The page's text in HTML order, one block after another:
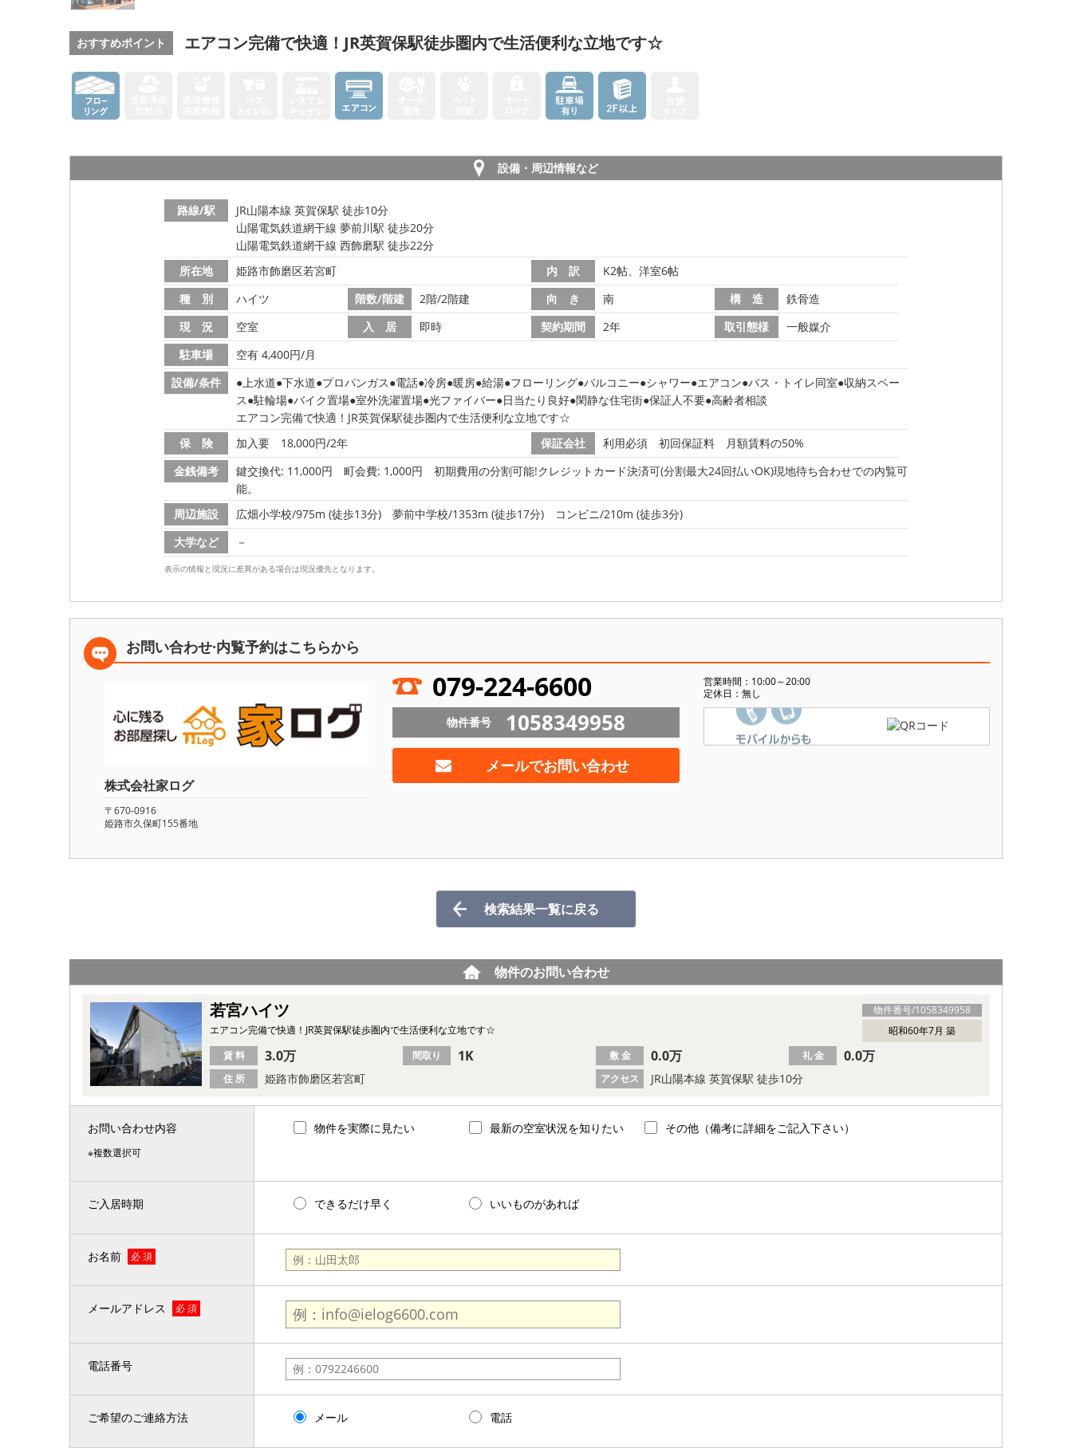
おすすめポイント エアコン完備で快適！JR英賀保駅徒歩圏内で生活便利な立地です☆
設備・周辺情報など
路線/駅
JR山陽本線 英賀保駅 徒歩10分
山陽電気鉄道網干線 夢前川駅 徒歩20分
山陽電気鉄道網干線 西飾磨駅 徒歩22分
所在地
姫路市飾磨区若宮町 内 訳
K2帖、洋室6帖
種 別
ハイツ 階数/階建 2階/2階建 向 き 南 構 造
鉄骨造
現 況
空室 入 居 即時 契約期間 2年 取引態様
一般媒介
駐車場
空有 4,400円/月
設備/条件
上水道 下水道 プロパンガス 電話 冷房 暖房 給湯 フローリング バルコニー シャワー エアコン バス・トイレ同室 収納スペー
ス 駐輪場 バイク置場 室外洗濯置場 光ファイバー 日当たり良好 閑静な住宅街 保証人不要 高齢者相談
エアコン完備で快適！JR英賀保駅徒歩圏内で生活便利な立地です☆
保 険
加入要 18,000円/2年 保証会社
利用必須 初回保証料 月額賃料の50%
金銭備考
鍵交換代: 11,000円 町会費: 1,000円
初期費用の分割可能!クレジットカード決済可(分割最大24回払いOK)現地待ち合わせでの内覧可
能。
周辺施設
広畑小学校/975m (徒歩13分) 夢前中学校/1353m (徒歩17分)
コンビニ/210m (徒歩3分)
大学など
－
表示の情報と現況に差異がある場合は現況優先となります。
お問い合わせ·内覧予約はこちらから
株式会社家ログ
〒670-0916
姫路市久保町155番地
079-224-6600
営業時間：10:00～20:00
定休日：無し
物件番号 1058349958
メールでお問い合わせ
検索結果一覧に戻る
物件のお問い合わせ
物件番号/1058349958
若宮ハイツ
昭和60年7月 築
エアコン完備で快適！JR英賀保駅徒歩圏内で生活便利な立地です☆
住 所 姫路市飾磨区若宮町 アクセス JR山陽本線 英賀保駅 徒歩10分
賃 料 3.0万 間取り 1K 敷 金 0.0万 礼 金 0.0万
お問い合わせ内容
※複数選択可
物件を実際に見たい 最新の空室状況を知りたい その他（備考に詳細をご記入下さい）
ご入居時期 できるだけ早く いいものがあれば
お名前 必 須
メールアドレス 必 須
電話番号
ご希望のご連絡方法 メール 電話